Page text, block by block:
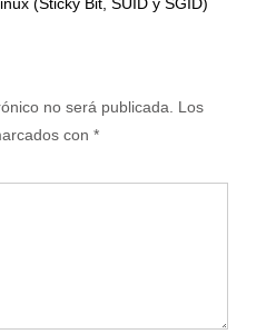
(Sticky Bit, SUID y SGID)
no será publicada. Los
con *